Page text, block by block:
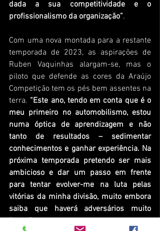
dada a sua competitividade e o
profissionalismo da organização”.
Com uma nova montada para a restante
temporada de 2023, as aspirações de
Ruben Vaquinhas alargam-se, mas o
piloto que defende as cores da Araújo
Competição tem os pés bem assentes na
terra. “Este ano, tendo em conta que é o
meu primeiro no automobilismo, estou
numa óptica de aprendizagem e não
tanto de resultados – sedimentar
conhecimentos e ganhar experiência. Na
próxima temporada pretendo ser mais
ambicioso e dar um passo em frente
para tentar evolver-me na luta pelas
vitórias da minha divisão, muito embora
saiba que haverá adversários muito